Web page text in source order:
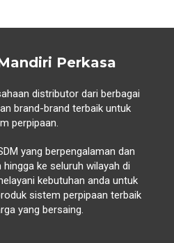
Perkasa
distributor dari berbagai
brand-brand terbaik untuk
perpipaan.
yang berpengalaman dan
hingga ke seluruh wilayah di
kebutuhan anda untuk
sistem perpipaan terbaik
yang bersaing.